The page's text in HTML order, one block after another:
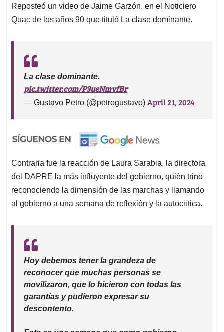
Reposteó un video de Jaime Garzón, en el Noticiero
Quac de los años 90 que tituló La clase dominante.
La clase dominante.
pic.twitter.com/P3ueNmvfBr
— Gustavo Petro (@petrogustavo) April 21, 2024
Contraria fue la reacción de Laura Sarabia, la directora
del DAPRE la más influyente del gobierno, quién trino
reconociendo la dimensión de las marchas y llamando
al gobierno a una semana de reflexión y la autocrítica.
Hoy debemos tener la grandeza de
reconocer que muchas personas se
movilizaron, que lo hicieron con todas las
garantías y pudieron expresar su
descontento.